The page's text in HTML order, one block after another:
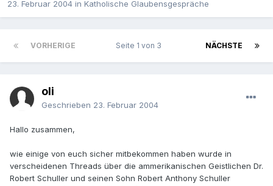
23. Februar 2004 in Katholische Glaubensgespräche
VORHERIGE NÄCHSTE
Seite 1 von 3
oli
Geschrieben 23. Februar 2004
Hallo zusammen,
wie einige von euch sicher mitbekommen haben wurde in
verscheidenen Threads über die ammerikanischen Geistlichen Dr.
Robert Schuller und seinen Sohn Robert Anthony Schuller